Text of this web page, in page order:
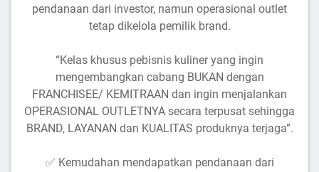
pendanaan dari investor, namun operasional outlet
tetap dikelola pemilik brand.
“Kelas khusus pebisnis kuliner yang ingin
mengembangkan cabang BUKAN dengan
FRANCHISEE/ KEMITRAAN dan ingin menjalankan
OPERASIONAL OUTLETNYA secara terpusat sehingga
BRAND, LAYANAN dan KUALITAS produknya terjaga”.
✅ Kemudahan mendapatkan pendanaan dari